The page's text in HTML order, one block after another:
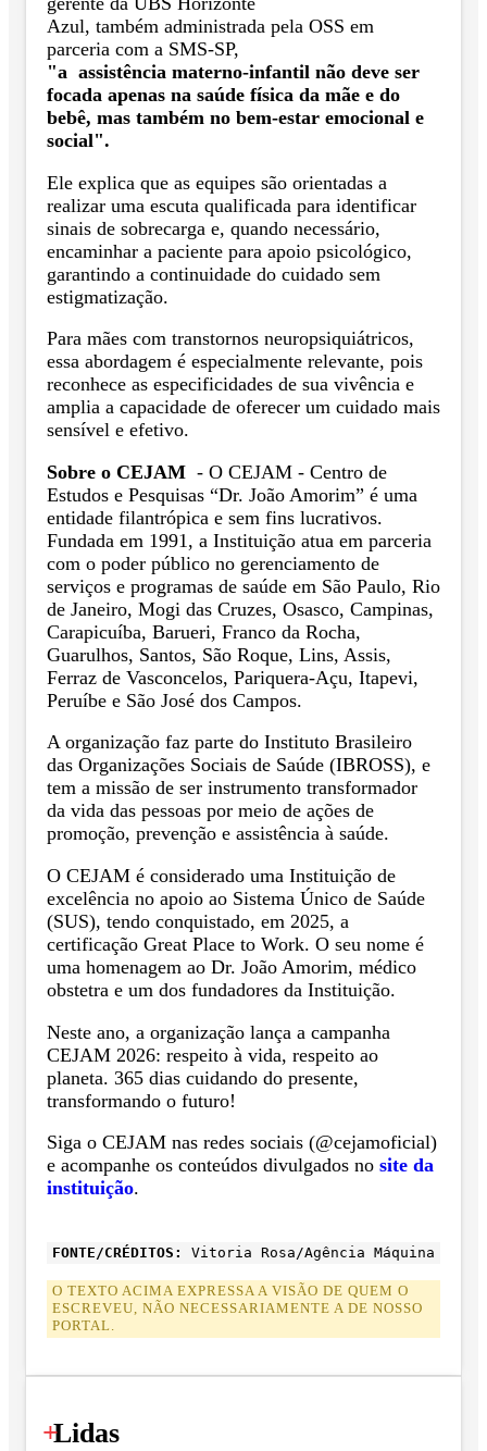
Azul, também administrada pela OSS em
parceria com a SMS-SP,
"a assistência materno-infantil não deve ser
focada apenas na saúde física da mãe e do
bebê, mas também no bem-estar emocional e
social".
Ele explica que as equipes são orientadas a
realizar uma escuta qualificada para identificar
sinais de sobrecarga e, quando necessário,
encaminhar a paciente para apoio psicológico,
garantindo a continuidade do cuidado sem
estigmatização.
Para mães com transtornos neuropsiquiátricos,
essa abordagem é especialmente relevante, pois
reconhece as especificidades de sua vivência e
amplia a capacidade de oferecer um cuidado mais
sensível e efetivo.
Sobre o CEJAM - O CEJAM - Centro de
Estudos e Pesquisas “Dr. João Amorim” é uma
entidade filantrópica e sem fins lucrativos.
Fundada em 1991, a Instituição atua em parceria
com o poder público no gerenciamento de
serviços e programas de saúde em São Paulo, Rio
de Janeiro, Mogi das Cruzes, Osasco, Campinas,
Carapicuíba, Barueri, Franco da Rocha,
Guarulhos, Santos, São Roque, Lins, Assis,
Ferraz de Vasconcelos, Pariquera-Açu, Itapevi,
Peruíbe e São José dos Campos.
A organização faz parte do Instituto Brasileiro
das Organizações Sociais de Saúde (IBROSS), e
tem a missão de ser instrumento transformador
da vida das pessoas por meio de ações de
promoção, prevenção e assistência à saúde.
O CEJAM é considerado uma Instituição de
excelência no apoio ao Sistema Único de Saúde
(SUS), tendo conquistado, em 2025, a
certificação Great Place to Work. O seu nome é
uma homenagem ao Dr. João Amorim, médico
obstetra e um dos fundadores da Instituição.
Neste ano, a organização lança a campanha
CEJAM 2026: respeito à vida, respeito ao
planeta. 365 dias cuidando do presente,
transformando o futuro!
Siga o CEJAM nas redes sociais (@cejamoficial)
e acompanhe os conteúdos divulgados no site da
instituição.
FONTE/CRÉDITOS: Vitoria Rosa/Agência Máquina
O TEXTO ACIMA EXPRESSA A VISÃO DE QUEM O
ESCREVEU, NÃO NECESSARIAMENTE A DE NOSSO
PORTAL.
+
Lidas